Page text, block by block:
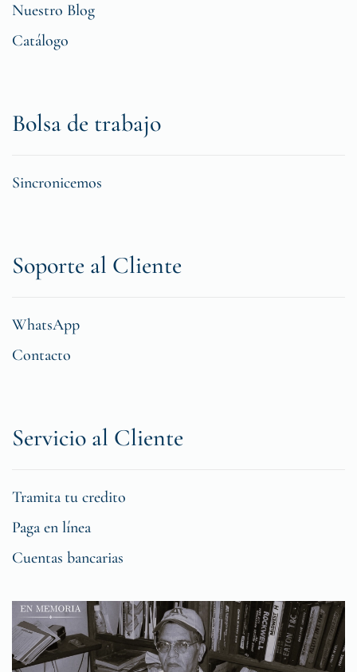
Nuestro Blog
Catálogo
Bolsa de trabajo
Sincronicemos
Soporte al Cliente
WhatsApp
Contacto
Servicio al Cliente
Tramita tu credito
Paga en línea
Cuentas bancarias